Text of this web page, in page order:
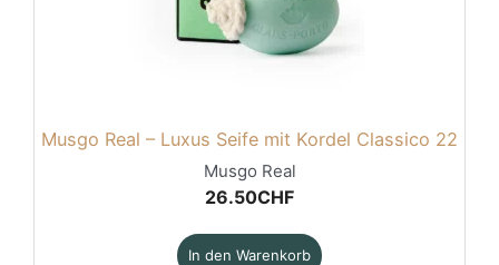
Musgo Real – Luxus Seife mit Kordel Classico 22
Musgo Real
26.50CHF
In den Warenkorb